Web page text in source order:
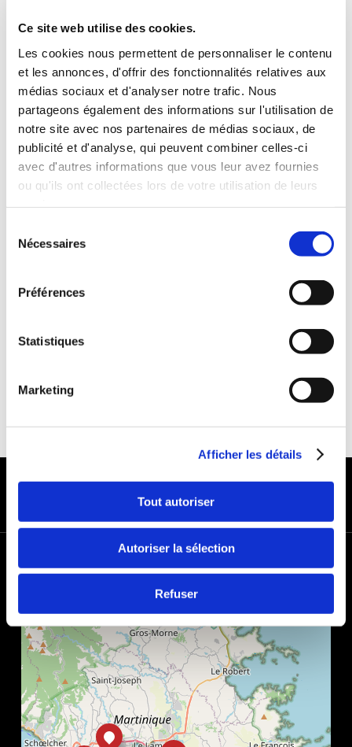
Ce site web utilise des cookies.
Les cookies nous permettent de personnaliser le contenu
et les annonces, d'offrir des fonctionnalités relatives aux
médias sociaux et d'analyser notre trafic. Nous
partageons également des informations sur l'utilisation de
notre site avec nos partenaires de médias sociaux, de
publicité et d'analyse, qui peuvent combiner celles-ci
avec d'autres informations que vous leur avez fournies
ou qu'ils ont collectées lors de votre utilisation de leurs
Nécessaires
Préférences
Statistiques
Marketing
Afficher les détails
Tout autoriser
Autoriser la sélection
Refuser
INCLUS À LA LOCATION
Killométrage illimité
Assurance tous risques (hors franchise)
Carburant : plein à rendre plein
CONDITIONS DE LOCATION
ASSURANCE
Franchise :1000 €